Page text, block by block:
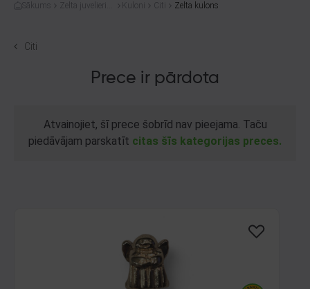
Sākums
Zelta juvelierizs
Kuloni Zelta kulons
Citi
Prece ir pārdota
Atvainojiet, šī prece šobrīd nav pieejama. Taču
piedāvājam parskatīt citas šīs kategorijas preces.